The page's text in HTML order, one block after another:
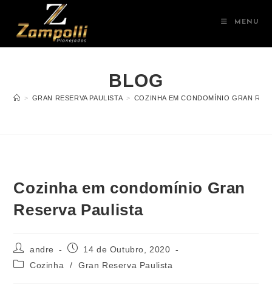
MENU
BLOG
> GRAN RESERVA PAULISTA > COZINHA EM CONDOMÍNIO GRAN
Cozinha em condomínio Gran
Reserva Paulista
andre
14 de Outubro, 2020
Cozinha
/ Gran Reserva Paulista